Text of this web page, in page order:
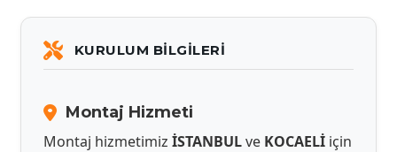
KURULUM BILGILERI
Montaj Hizmeti
Montaj hizmetimiz İSTANBULve KOCAELİ için